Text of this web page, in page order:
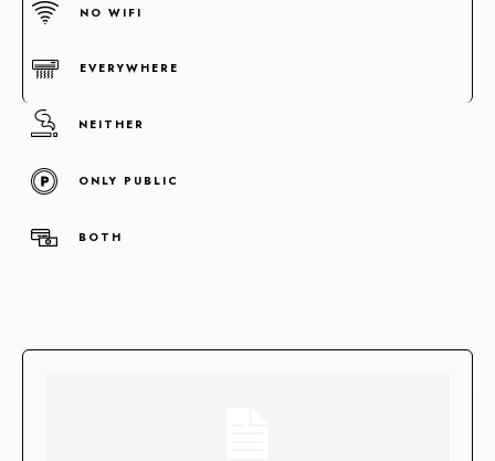
Concentramos la fuerza de +100 enlaces de alta autoridad
NO WIFI
EVERYWHERE
NEITHER
ONLY PUBLIC
BOTH